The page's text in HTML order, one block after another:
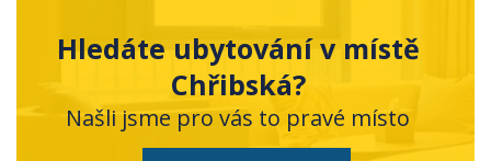
Hledáte ubytování v místě
Chřibská?
Našli jsme pro vás to pravé místo